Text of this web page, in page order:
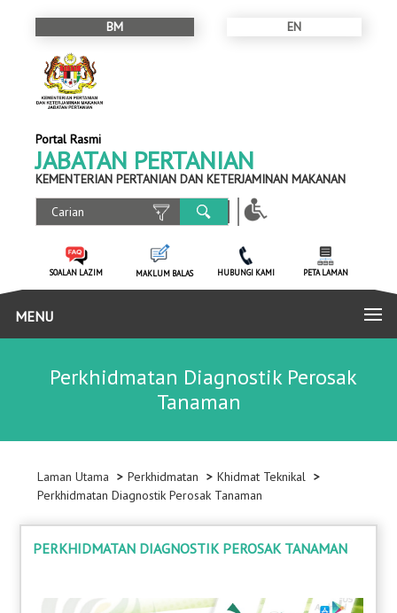
BM EN
Portal Rasmi
JABATAN PERTANIAN
KEMENTERIAN PERTANIAN DAN KETERJAMINAN MAKANAN
SOALAN LAZIM MAKLUM BALAS HUBUNGI KAMI PETA LAMAN
MENU
Perkhidmatan Diagnostik Perosak
Tanaman
Laman Utama Perkhidmatan
Khidmat Teknikal
Perkhidmatan Diagnostik Perosak Tanaman
PERKHIDMATAN DIAGNOSTIK PEROSAK TANAMAN